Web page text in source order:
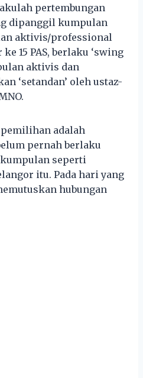
pertembungan
dipanggil kumpulan
aktivis/professional
15 PAS, berlaku ‘swing
aktivis dan
‘setandan’ oleh ustaz-
adalah
pernah berlaku
seperti
itu. Pada hari yang
hubungan